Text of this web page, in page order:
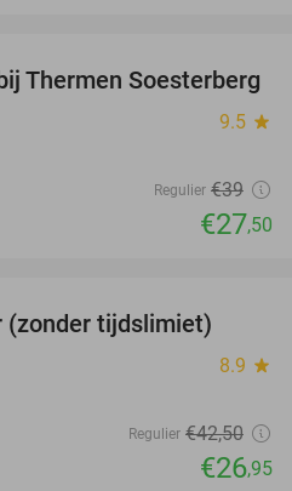
29%
Thermen Soesterberg
9.5 star
Regulier €39
€27,50
(zonder tijdslimiet)
8.9 star
Regulier €42,50
€26,95